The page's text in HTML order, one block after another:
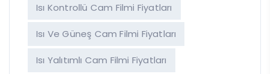
Isı Kontrollü Cam Filmi Fiyatları
Isı Ve Güneş Cam Filmi Fiyatları
Isı Yalıtımlı Cam Filmi Fiyatları